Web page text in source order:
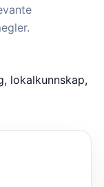
lokalkunnskap,